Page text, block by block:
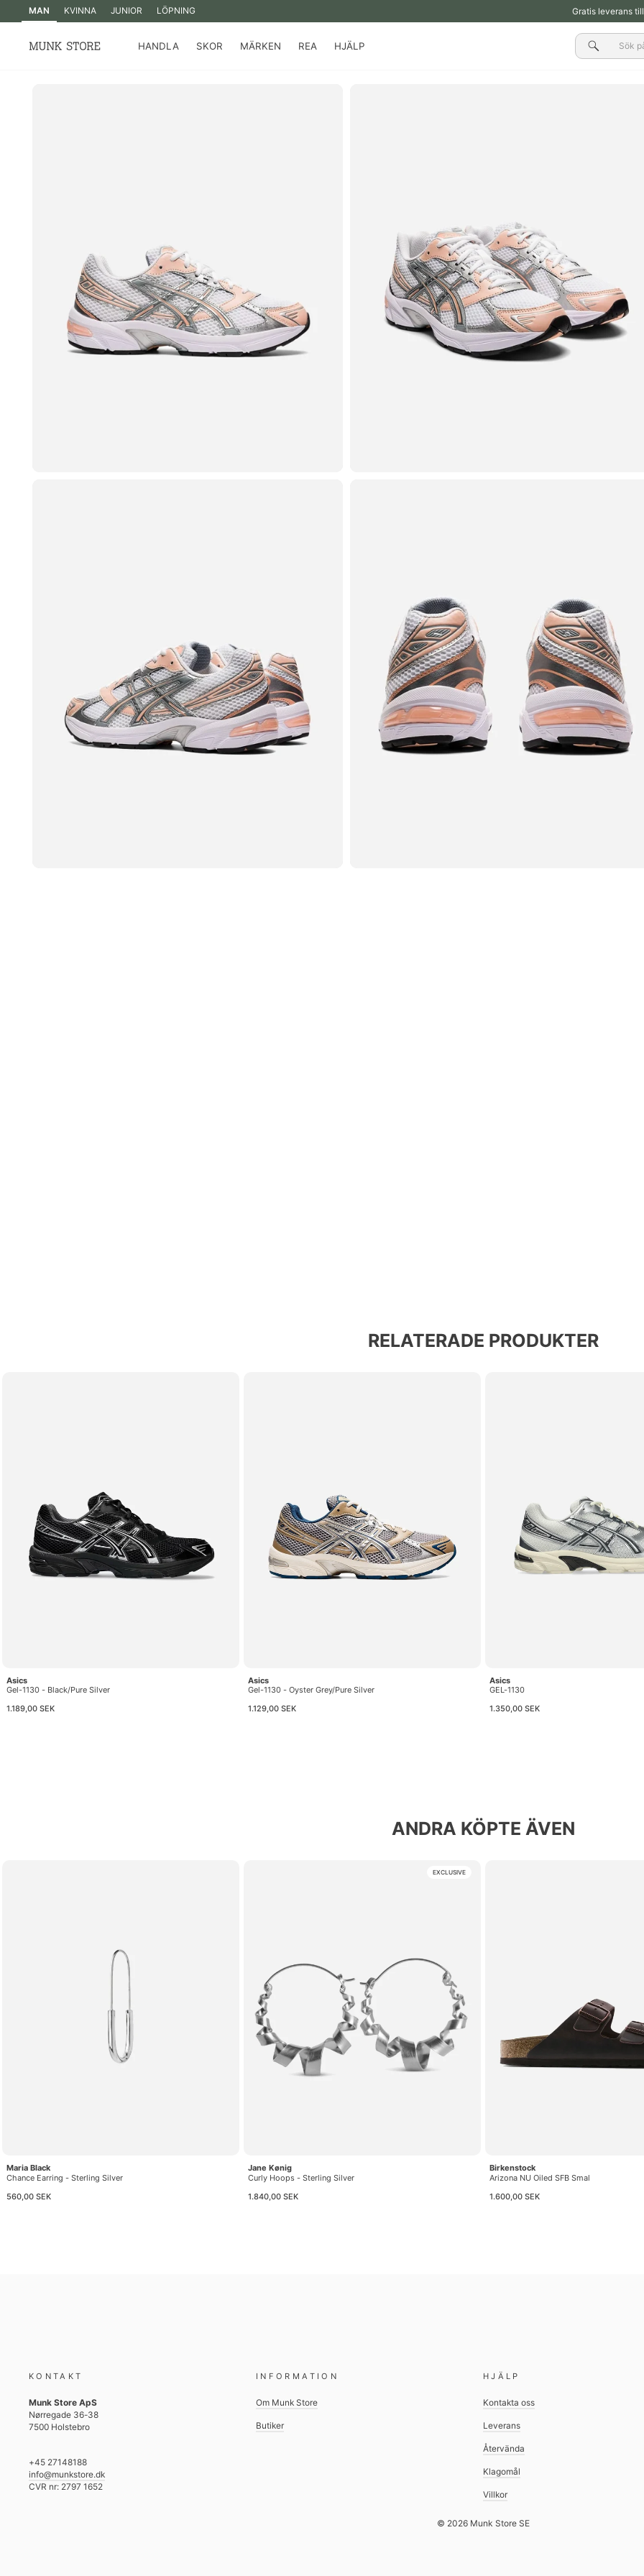
MAN KVINNA JUNIOR LÖPNING Gratis leverans
HANDLA SKOR MÄRKEN REA HJÄLP
RELATERADE PRODUKTER
Asics
Gel-1130 - Black/Pure Silver
1.189,00 SEK
Asics
Gel-1130 - Oyster Grey/Pure Silver
1.129,00 SEK
Asics
GEL-1130
1.350,00 SEK
ANDRA KÖPTE ÄVEN
Maria Black
Chance Earring - Sterling Silver
560,00 SEK
EXCLUSIVE
Jane Kønig
Curly Hoops - Sterling Silver
1.840,00 SEK
Birkenstock
Arizona NU Oiled SFB Smal
1.600,00 SEK
KONTAKT
Munk Store ApS
Nørregade 36-38
7500 Holstebro
+45 27148188
info@munkstore.dk
CVR nr: 2797 1652
INFORMATION
Om Munk Store
Butiker
HJÄLP
Kontakta oss
Leverans
Återvända
Klagomål
Villkor
© 2026 Munk Store SE